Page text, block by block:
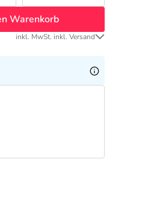
Warenkorb
inkl. MwSt. inkl. Versand